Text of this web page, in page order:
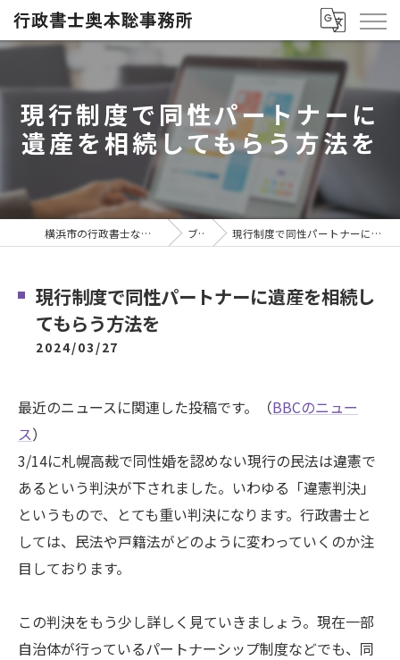
現行制度で同性パートナーに
遺産を相続してもらう方法を
横浜市の行政書士なら行政書士奥本聡事務所 ブログ 現行制度で同性パートナーに遺産を相続してもらう方法を
現行制度で同性パートナーに遺産を相続し
てもらう方法を
2024/03/27
最近のニュースに関連した投稿です。（BBCのニュー
ス）
3/14に札幌高裁で同性婚を認めない現行の民法は違憲で
あるという判決が下されました。いわゆる「違憲判決」
というもので、とても重い判決になります。行政書士と
しては、民法や戸籍法がどのように変わっていくのか注
目しております。
この判決をもう少し詳しく見ていきましょう。現在一部
自治体が行っているパートナーシップ制度などでも、同